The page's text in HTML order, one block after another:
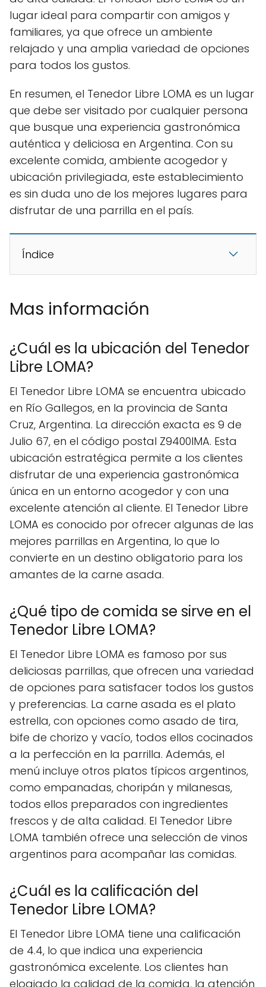
lugar ideal para compartir con amigos y
familiares, ya que ofrece un ambiente
relajado y una amplia variedad de opciones
para todos los gustos.
En resumen, el Tenedor Libre LOMA es un lugar
que debe ser visitado por cualquier persona
que busque una experiencia gastronómica
auténtica y deliciosa en Argentina. Con su
excelente comida, ambiente acogedor y
ubicación privilegiada, este establecimiento
es sin duda uno de los mejores lugares para
disfrutar de una parrilla en el país.
Índice
Mas información
¿Cuál es la ubicación del Tenedor
Libre LOMA?
El Tenedor Libre LOMA se encuentra ubicado
en Río Gallegos, en la provincia de Santa
Cruz, Argentina. La dirección exacta es 9 de
Julio 67, en el código postal Z9400IMA. Esta
ubicación estratégica permite a los clientes
disfrutar de una experiencia gastronómica
única en un entorno acogedor y con una
excelente atención al cliente. El Tenedor Libre
LOMA es conocido por ofrecer algunas de las
mejores parrillas en Argentina, lo que lo
convierte en un destino obligatorio para los
amantes de la carne asada.
¿Qué tipo de comida se sirve en el
Tenedor Libre LOMA?
El Tenedor Libre LOMA es famoso por sus
deliciosas parrillas, que ofrecen una variedad
de opciones para satisfacer todos los gustos
y preferencias. La carne asada es el plato
estrella, con opciones como asado de tira,
bife de chorizo y vacío, todos ellos cocinados
a la perfección en la parrilla. Además, el
menú incluye otros platos típicos argentinos,
como empanadas, choripán y milanesas,
todos ellos preparados con ingredientes
frescos y de alta calidad. El Tenedor Libre
LOMA también ofrece una selección de vinos
argentinos para acompañar las comidas.
¿Cuál es la calificación del
Tenedor Libre LOMA?
El Tenedor Libre LOMA tiene una calificación
de 4.4, lo que indica una experiencia
gastronómica excelente. Los clientes han
elogiado la calidad de la comida, la atención